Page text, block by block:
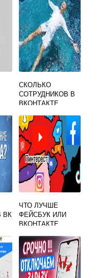
СКОЛЬКО
СОТРУДНИКОВ В
ВКОНТАКТЕ
ВК
ЧТО ЛУЧШЕ
ФЕЙСБУК ИЛИ
ВКОНТАКТЕ